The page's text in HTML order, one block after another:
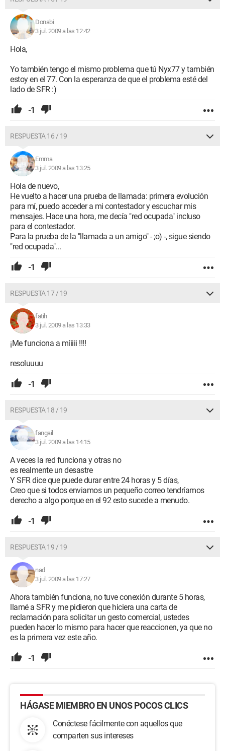
Donabi
3 jul. 2009 a las 12:42
Hola,
Yo también tengo el mismo problema que tú Nyx77 y también
estoy en el 77. Con la esperanza de que el problema esté del
lado de SFR :)
-1
RESPUESTA 16 / 19
Emma
3 jul. 2009 a las 13:25
Hola de nuevo,
He vuelto a hacer una prueba de llamada: primera evolución
para mí, puedo acceder a mi contestador y escuchar mis
mensajes. Hace una hora, me decía "red ocupada" incluso
para el contestador.
Para la prueba de la "llamada a un amigo" - ;o) -, sigue siendo
"red ocupada"...
-1
RESPUESTA 17 / 19
fatih
3 jul. 2009 a las 13:33
¡Me funciona a míiiii !!!!
resoluuuu
-1
RESPUESTA 18 / 19
fangail
3 jul. 2009 a las 14:15
A veces la red funciona y otras no
es realmente un desastre
Y SFR dice que puede durar entre 24 horas y 5 días,
Creo que si todos enviamos un pequeño correo tendríamos
derecho a algo porque en el 92 esto sucede a menudo.
-1
RESPUESTA 19 / 19
nad
3 jul. 2009 a las 17:27
Ahora también funciona, no tuve conexión durante 5 horas,
llamé a SFR y me pidieron que hiciera una carta de
reclamación para solicitar un gesto comercial, ustedes
pueden hacer lo mismo para hacer que reaccionen, ya que no
es la primera vez este año.
-1
HÁGASE MIEMBRO EN UNOS POCOS CLICS
Conéctese fácilmente con aquellos que
comparten sus intereses